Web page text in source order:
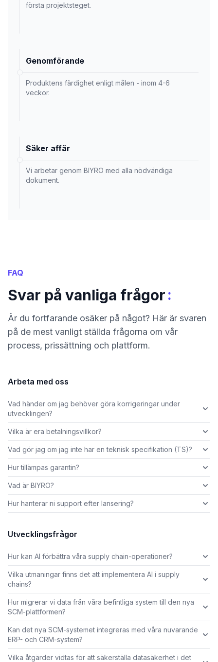
första projektsteget.
Genomförande
Produktens färdighet enligt målen - inom 4-6
veckor.
Säker affär
Vi arbetar genom BIYRO med alla nödvändiga
dokument.
FAQ
Svar på vanliga frågor:
Är du fortfarande osäker på något? Här är svaren
på de mest vanligt ställda frågorna om vår
process, prissättning och plattform.
Arbeta med oss
Vad händer om jag behöver göra korrigeringar under
utvecklingen?
Vilka är era betalningsvillkor?
Vad gör jag om jag inte har en teknisk specifikation (TS)?
Hur tillämpas garantin?
Vad är BIYRO?
Hur hanterar ni support efter lansering?
Utvecklingsfrågor
Hur kan AI förbättra våra supply chain-operationer?
Vilka utmaningar finns det att implementera AI i supply
chains?
Hur migrerar vi data från våra befintliga system till den nya
SCM-plattformen?
Kan det nya SCM-systemet integreras med våra nuvarande
ERP- och CRM-system?
Vilka åtgärder vidtas för att säkerställa datasäkerhet i det